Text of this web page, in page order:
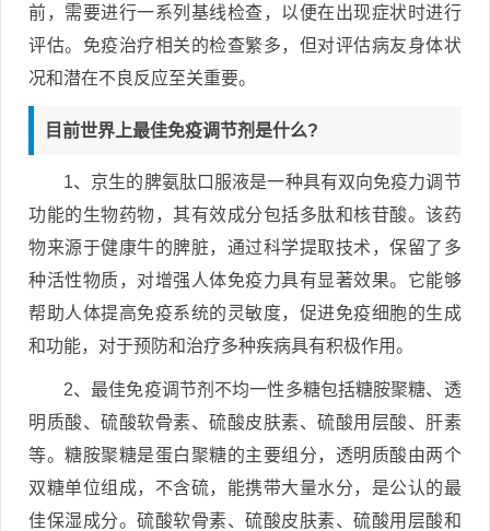
前，需要进行一系列基线检查，以便在出现症状时进行
评估。免疫治疗相关的检查繁多，但对评估病友身体状
况和潜在不良反应至关重要。
目前世界上最佳免疫调节剂是什么?
1、京生的脾氨肽口服液是一种具有双向免疫力调节
功能的生物药物，其有效成分包括多肽和核苷酸。该药
物来源于健康牛的脾脏，通过科学提取技术，保留了多
种活性物质，对增强人体免疫力具有显著效果。它能够
帮助人体提高免疫系统的灵敏度，促进免疫细胞的生成
和功能，对于预防和治疗多种疾病具有积极作用。
2、最佳免疫调节剂不均一性多糖包括糖胺聚糖、透
明质酸、硫酸软骨素、硫酸皮肤素、硫酸用层酸、肝素
等。糖胺聚糖是蛋白聚糖的主要组分，透明质酸由两个
双糖单位组成，不含硫，能携带大量水分，是公认的最
佳保湿成分。硫酸软骨素、硫酸皮肤素、硫酸用层酸和